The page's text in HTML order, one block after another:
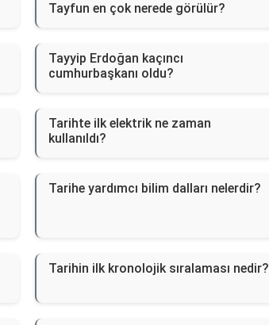
Tayfun en çok nerede görülür?
Tayyip Erdoğan kaçıncı
cumhurbaşkanı oldu?
Tarihte ilk elektrik ne zaman
kullanıldı?
Tarihe yardımcı bilim dalları nelerdir?
Tarihin ilk kronolojik sıralaması nedir?